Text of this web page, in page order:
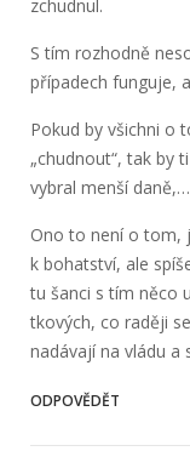
zchudnul.
S tím rozhodně
případech funguje,
Pokud by všichni o
„chudnout“, tak by
vybral menší
Ono to není o tom,
k bohatství, ale
tu šanci s tím něco
tkových, co raději
nadávají na vládu a
ODPOVĚDĚT